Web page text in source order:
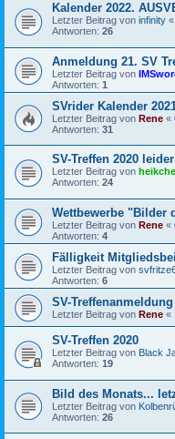
Kalender 2022.
Letzter Beitrag von infinity «
Antworten: 26
Anmeldung 21. SV
Letzter Beitrag von
Antworten: 1
SVrider Kalender
Letzter Beitrag von Rene «
Antworten: 31
SV-Treffen 2020
Letzter Beitrag von
Antworten: 24
Wettbewerbe "Bilder
Letzter Beitrag von Rene «
Antworten: 4
Fälligkeit
Letzter Beitrag von
Antworten: 6
SV-
Letzter Beitrag von Rene «
SV-Treffen 2020
Letzter Beitrag von Black
Antworten: 19
Bild des Monats...
Letzter Beitrag von
Antworten: 26